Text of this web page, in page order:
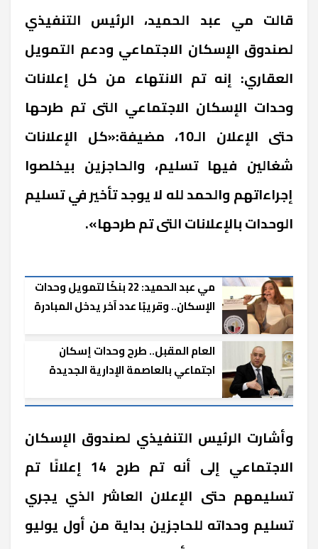
قالت مي عبد الحميد، الرئيس التنفيذي
لصندوق الإسكان الاجتماعي ودعم التمويل
العقاري: إنه تم الانتهاء من كل إعلانات
وحدات الإسكان الاجتماعي التى تم طرحها
حتى الإعلان الـ10، مضيفة:«كل الإعلانات
شغالين فيها تسليم، والحاجزين بيخلصوا
إجراءاتهم والحمد لله لا يوجد تأخير في تسليم
الوحدات بالإعلانات التى تم طرحها».
مي عبد الحميد: 22 بنكًا لتمويل وحدات
الإسكان.. وقريبًا عدد آخر يدخل المبادرة
العام المقبل.. طرح وحدات إسكان
اجتماعي بالعاصمة الإدارية الجديدة
وأشارت الرئيس التنفيذي لصندوق الإسكان
الاجتماعي إلى أنه تم طرح 14 إعلانًا تم
تسليمهم حتى الإعلان العاشر الذي يجري
تسليم وحداته للحاجزين بداية من أول يوليو